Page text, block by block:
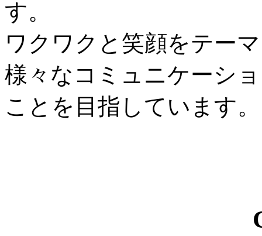
す。
ワクワクと笑顔をテー
様々なコミュニケーシ
ことを目指しています。